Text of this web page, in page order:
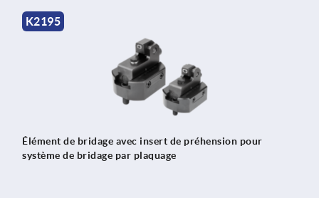
K2195
Élément de bridage avec insert de préhension pour
système de bridage par plaquage